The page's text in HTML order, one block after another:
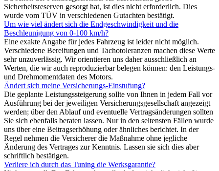
Sicherheitsreserven gesorgt hat, ist dies nicht erforderlich. Dies
wurde vom TÜV in verschiedenen Gutachten bestätigt.
Um wie viel ändert sich die Endgeschwindigkeit und die
Beschleunigung von 0-100 km/h?
Eine exakte Angabe für jedes Fahrzeug ist leider nicht möglich.
Verschiedene Bereifungen und Tachotoleranzen machen diese Werte
sehr unzuverlässig. Wir orientieren uns daher ausschließlich an
Werten, die wir auch reproduzierbar belegen können: den Leistungs-
und Drehmomentdaten des Motors.
Ändert sich meine Versicherungs-Einstufung?
Die geplante Leistungssteigerung sollte von Ihnen in jedem Fall vor
Ausführung bei der jeweiligen Versicherungsgesellschaft angezeigt
werden; über den Ablauf und eventuelle Vertragsänderungen sollten
Sie sich ebenfalls beraten lassen. Nur in den seltensten Fällen wurde
uns über eine Beitragserhöhung oder ähnliches berichtet. In der
Regel nehmen die Versicherer die Maßnahme ohne jegliche
Änderung des Vertrages zur Kenntnis. Lassen sie sich dies aber
schriftlich bestätigen.
Verliere ich durch das Tuning die Werksgarantie?